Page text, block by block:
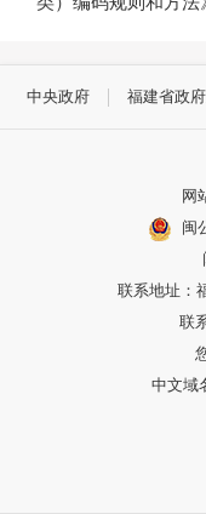
中央政府 福建省政
网
闽
联系地址：
联
中文域